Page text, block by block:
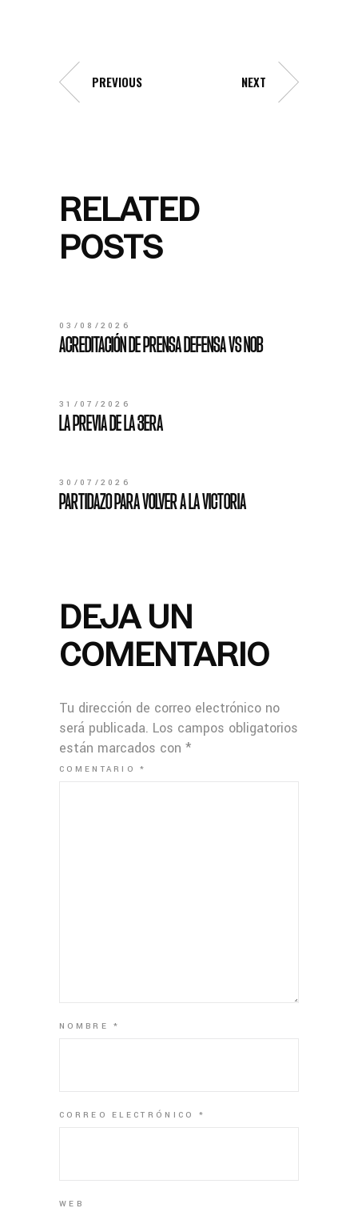
PREVIOUS NEXT
RELATED
POSTS
03/08/2026
ACREDITACIÓN DE PRENSA DEFENSA VS NOB
31/07/2026
LA PREVIA DE LA 3ERA
30/07/2026
PARTIDAZO PARA VOLVER A LA VICTORIA
DEJA UN
COMENTARIO
Tu dirección de correo electrónico no
será publicada. Los campos obligatorios
están marcados con *
COMENTARIO*
NOMBRE*
CORREO ELECTRÓNICO *
WEB